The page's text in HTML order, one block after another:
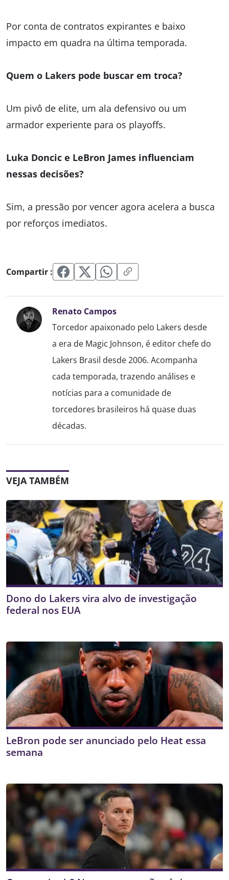
Por conta de contratos expirantes e baixo
impacto em quadra na última temporada.
Quem o Lakers pode buscar em troca?
Um pivô de elite, um ala defensivo ou um
armador experiente para os playoffs.
Luka Doncic e LeBron James influenciam
nessas decisões?
Sim, a pressão por vencer agora acelera a busca
por reforços imediatos.
Compartir :
Renato Campos
Torcedor apaixonado pelo Lakers desde
a era de Magic Johnson, é editor chefe do
Lakers Brasil desde 2006. Acompanha
cada temporada, trazendo análises e
notícias para a comunidade de
torcedores brasileiros há quase duas
décadas.
VEJA TAMBÉM
Dono do Lakers vira alvo de investigação
federal nos EUA
LeBron pode ser anunciado pelo Heat essa
semana